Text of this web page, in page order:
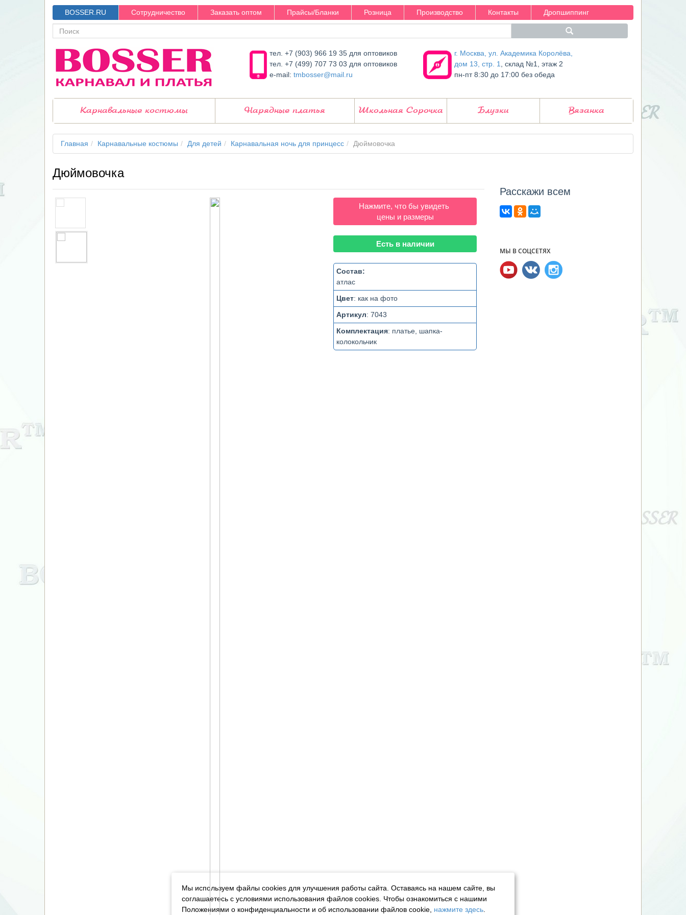
BOSSER.RU Сотрудничество Заказать оптом Прайсы/Бланки Розница Производство Контакты Дропшиппинг
тел. +7 (903) 966 19 35 для оптовиков
тел. +7 (499) 707 73 03 для оптовиков
e-mail:tmbosser@mail.ru
г. Москва, ул. Академика Королёва,
дом 13, стр. 1
, склад №1, этаж 2
пн-пт 8:30 до 17:00 без обеда
Карнавальные костюмы Нарядные платья Школьная Сорочка Блузки Вязанка
Главная Карнавальные костюмы Для детей Карнавальная ночь для принцесс Дюймовочка
Дюймовочка
Нажмите, что бы увидеть
цены и размеры
Есть в наличии
Состав:
атлас
Цвет: как на фото
Артикул:7043
Комплектация: платье, шапка-
колокольчик
Расcкажи всем
МЫ В СОЦСЕТЯХ
Мы используем файлы cookies для улучшения работы сайта. Оставаясь на нашем сайте, вы
соглашаетесь с условиями использования файлов cookies. Чтобы ознакомиться с нашими
Положениями о конфиденциальности и об использовании файлов cookie, нажмите здесь